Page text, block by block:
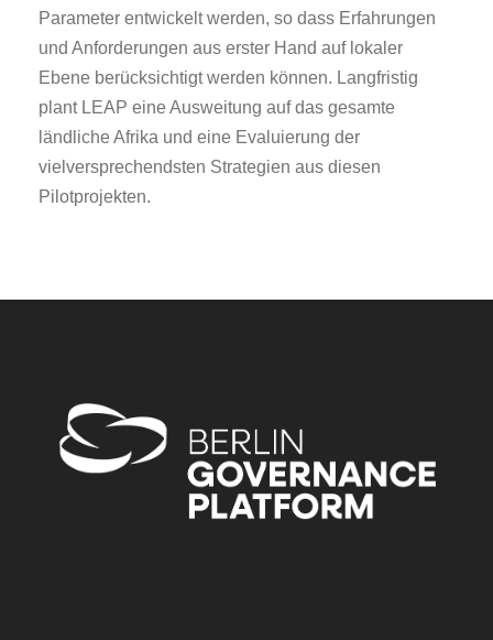
Parameter entwickelt werden, so dass Erfahrungen
und Anforderungen aus erster Hand auf lokaler
Ebene berücksichtigt werden können. Langfristig
plant LEAP eine Ausweitung auf das gesamte
ländliche Afrika und eine Evaluierung der
vielversprechendsten Strategien aus diesen
Pilotprojekten.